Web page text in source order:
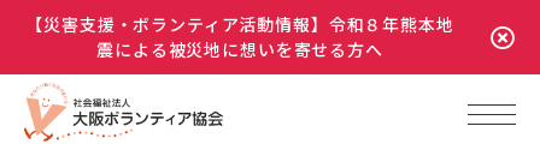
【災害支援・ボランティア活動情報】令和８年熊本地
震による被災地に想いを寄せる方へ